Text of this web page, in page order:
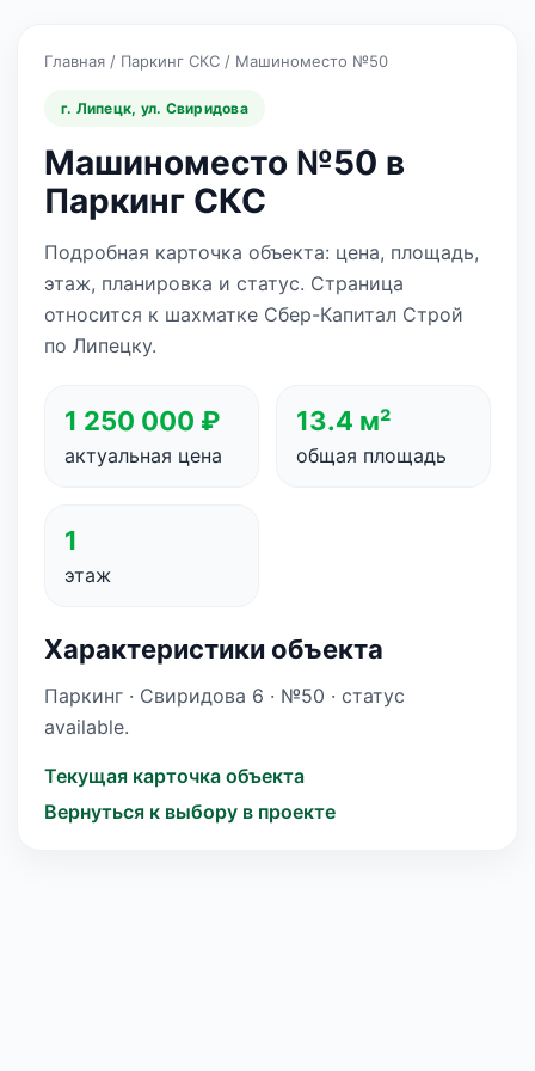
Главная / Паркинг СКС / Машиноместо №50
г. Липецк, ул. Свиридова
Машиноместо №50 в
Паркинг СКС
Подробная карточка объекта: цена, площадь,
этаж, планировка и статус. Страница
относится к шахматке Сбер-Капитал Строй
по Липецку.
1 250 000 ₽
актуальная цена
13.4 м²
общая площадь
1
этаж
Характеристики объекта
Паркинг · Свиридова 6 · №50 · статус
available.
Текущая карточка объекта
Вернуться к выбору в проекте